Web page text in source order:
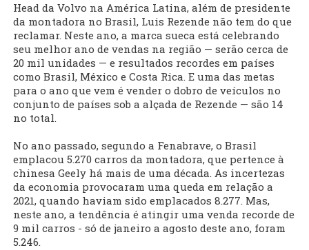
Head da Volvo na América Latina, além de presidente
da montadora no Brasil, Luis Rezende não tem do que
reclamar. Neste ano, a marca sueca está celebrando
seu melhor ano de vendas na região — serão cerca de
20 mil unidades — e resultados recordes em países
como Brasil, México e Costa Rica. E uma das metas
para o ano que vem é vender o dobro de veículos no
conjunto de países sob a alçada de Rezende — são 14
no total.
No ano passado, segundo a Fenabrave, o Brasil
emplacou 5.270 carros da montadora, que pertence à
chinesa Geely há mais de uma década. As incertezas
da economia provocaram uma queda em relação a
2021, quando haviam sido emplacados 8.277. Mas,
neste ano, a tendência é atingir uma venda recorde de
9 mil carros - só de janeiro a agosto deste ano, foram
5.246.